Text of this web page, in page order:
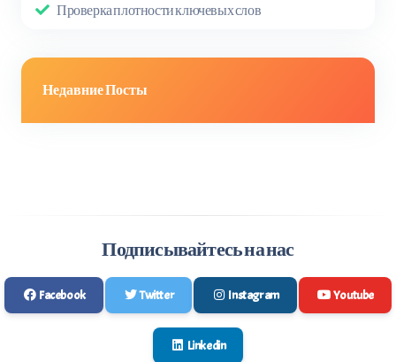
Проверка плотности ключевых слов
Недавние Посты
Подписывайтесь на нас
Facebook Twitter Instagram Youtube
Linkedin